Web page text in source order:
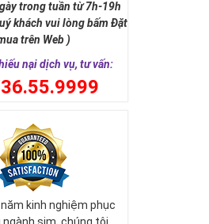
trong tuần từ 7h-19h
khách vui lòng bấm Đặt
trên Web )
nại dịch vụ, tư vấn:
kinh nghiệm phục